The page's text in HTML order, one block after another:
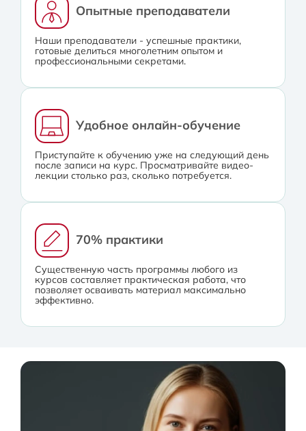
Опытные преподаватели
Наши преподаватели - успешные практики,
готовые делиться многолетним опытом и
профессиональными секретами.
Удобное онлайн-обучение
Приступайте к обучению уже на следующий день
после записи на курс. Просматривайте видео-
лекции столько раз, сколько потребуется.
70% практики
Существенную часть программы любого из
курсов составляет практическая работа, что
позволяет осваивать материал максимально
эффективно.